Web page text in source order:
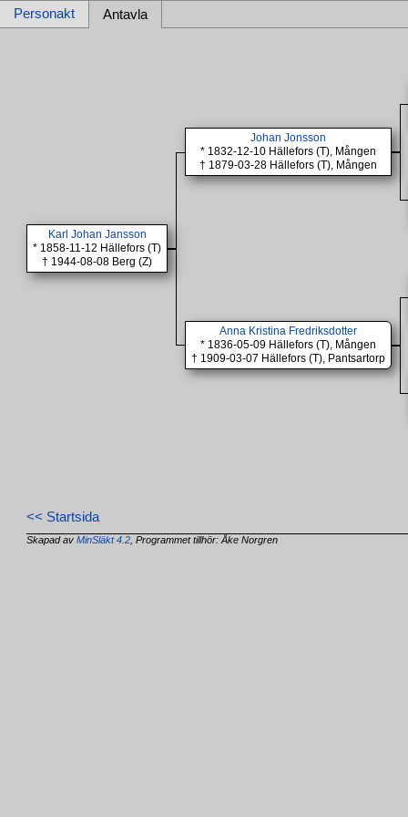
Personakt Antavla
Karl Johan Jansson
* 1858-11-12 Hällefors (T)
† 1944-08-08 Berg (Z)
Johan Jonsson
* 1832-12-10 Hällefors (T), Mången
† 1879-03-28 Hällefors (T), Mången
Anna Kristina Fredriksdotter
* 1836-05-09 Hällefors (T), Mången
† 1909-03-07 Hällefors (T), Pantsartorp
<< Startsida
Skapad avMinSläkt 4.2 , Programmet tillhör: Åke Norgren